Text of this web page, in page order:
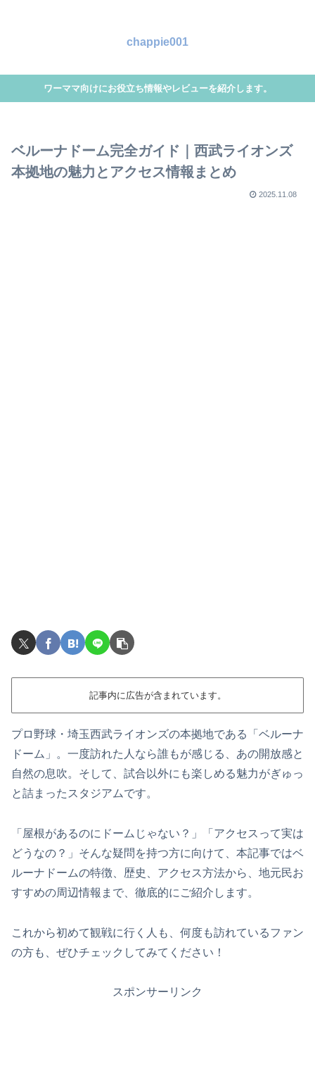
chappie001
ワーママ向けにお役立ち情報やレビューを紹介します。
ベルーナドーム完全ガイド｜西武ライオンズ
本拠地の魅力とアクセス情報まとめ
2025.11.08
記事内に広告が含まれています。
プロ野球・埼玉西武ライオンズの本拠地である「ベルーナ
ドーム」。一度訪れた人なら誰もが感じる、あの開放感と
自然の息吹。そして、試合以外にも楽しめる魅力がぎゅっ
と詰まったスタジアムです。
「屋根があるのにドームじゃない？」「アクセスって実は
どうなの？」そんな疑問を持つ方に向けて、本記事ではベ
ルーナドームの特徴、歴史、アクセス方法から、地元民お
すすめの周辺情報まで、徹底的にご紹介します。
これから初めて観戦に行く人も、何度も訪れているファン
の方も、ぜひチェックしてみてください！
スポンサーリンク